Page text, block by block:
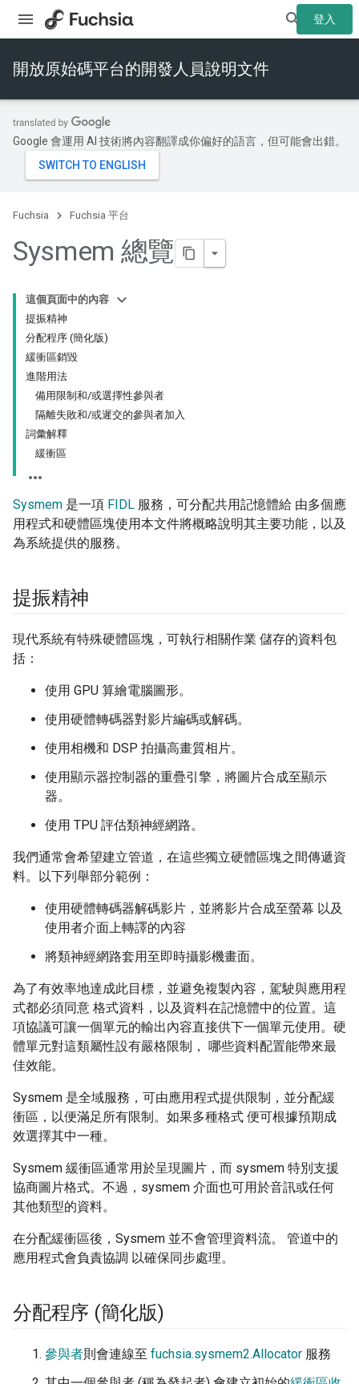
登入
開放原始碼平台的開發人員說明文件
Google 會運用 AI 技術將內容翻譯成你偏好的語言，但可能會出錯。
Fuchsia Fuchsia 平台
Sysmem 總覽
這個頁面中的內容
提振精神
分配程序 (簡化版)
緩衝區銷毀
進階用法
備用限制和/或選擇性參與者
隔離失敗和/或遲交的參與者加入
詞彙解釋
緩衝區
Sysmem 是一項 FIDL 服務，可分配共用記憶體給 由多個應
用程式和硬體區塊使用本文件將概略說明其主要功能，以及
為系統提供的服務。
提振精神
現代系統有特殊硬體區塊，可執行相關作業 儲存的資料包
括：
使用 GPU 算繪電腦圖形。
使用硬體轉碼器對影片編碼或解碼。
使用相機和 DSP 拍攝高畫質相片。
使用顯示器控制器的重疊引擎，將圖片合成至顯示
器。
使用 TPU 評估類神經網路。
我們通常會希望建立管道，在這些獨立硬體區塊之間傳遞資
料。以下列舉部分範例：
使用硬體轉碼器解碼影片，並將影片合成至螢幕 以及
使用者介面上轉譯的內容
將類神經網路套用至即時攝影機畫面。
為了有效率地達成此目標，並避免複製內容，駕駛與應用程
式都必須同意 格式資料，以及資料在記憶體中的位置。這
項協議可讓一個單元的輸出內容直接供下一個單元使用。硬
體單元對這類屬性設有嚴格限制， 哪些資料配置能帶來最
佳效能。
Sysmem 是全域服務，可由應用程式提供限制，並分配緩
衝區，以便滿足所有限制。如果多種格式 便可根據預期成
效選擇其中一種。
Sysmem 緩衝區通常用於呈現圖片，而 sysmem 特別支援
協商圖片格式。不過，sysmem 介面也可用於音訊或任何
其他類型的資料。
在分配緩衝區後，Sysmem 並不會管理資料流。 管道中的
應用程式會負責協調 以確保同步處理。
分配程序 (簡化版)
參與者則會連線至 fuchsia.sysmem2.Allocator 服務